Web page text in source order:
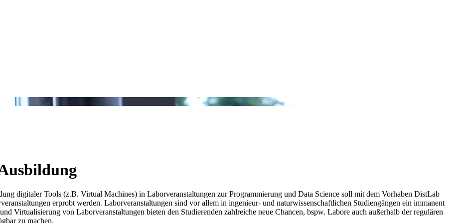
digitaler Tools (z.B. Virtual Machines) in Laborveranstaltungen zur Programmierung und Data Science soll mit dem Vorhaben DistLab
erprobt werden. Laborveranstaltungen sind vor allem in ingenieur- und naturwissenschaftlichen Studiengängen ein immanent
Virtualisierung von Laborveranstaltungen bieten den Studierenden zahlreiche neue Chancen, bspw. Labore auch außerhalb der regulären
zu machen.